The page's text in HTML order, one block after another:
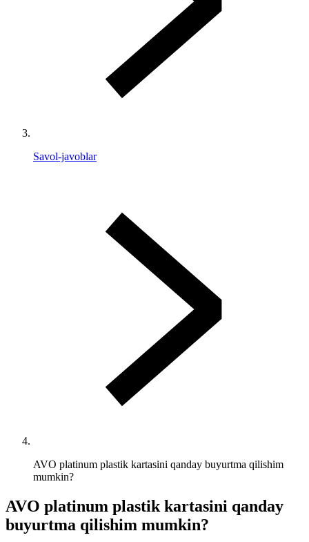
Savol-javoblar
AVO platinum plastik kartasini qanday buyurtma qilishim
mumkin?
AVO platinum plastik kartasini qanday
buyurtma qilishim mumkin?